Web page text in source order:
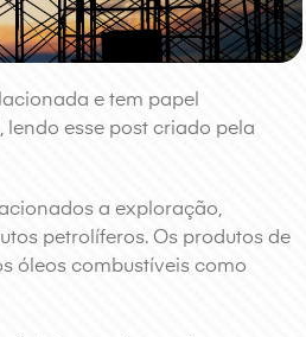
e tem papel
esse post criado pela
a exploração,
petrolíferos. Os produtos de
óleos combustíveis como